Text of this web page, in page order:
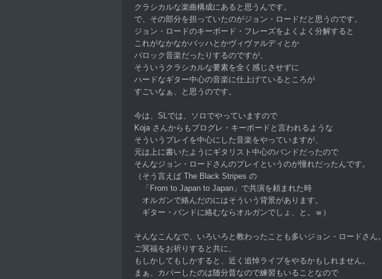
クラシカルな楽曲構成にあると思うんです。
で、その部分を担っていたのがジョン・ロードだと思うのです。
ジョン・ロードのキーボード・フレーズをよくよく分解すると
これがなかなかバッハとかヴィヴァルディとか
バロック音楽だったりするのですが、
そういうクラシカルな要素を全く感じさせずに
ハードなギター中心の音楽に仕上げているところが
すごいなぁ、と思うのです。
今は、SLでは、ソロでやっていますので
Koja さんからもプログレ・キーボードと言われるような
そういうプレイを中心にした音楽をやっていますが、
元は上に書いたようにギタリスト中心のバンドだったので
そんなジョン・ロードさんのプレイというのが憧れだったんです。
（そう言えば The Black Stripes の
「From to Japan to Japan」で共演を頼まれた時
オルガンで絡んだのにはそういう背景があります。
ギター・バンドに絡むならオルガンでしょ、と。ｗ）
そんなこんなで、いろいろと教わったことも多いジョン・ロードさん。
ご冥福をお祈りすると共に、
もしかしてもしかすると、近く追悼ライブをやるかもしれません。
まぁ、カバーしたのは随分昔なので練習もいることなので